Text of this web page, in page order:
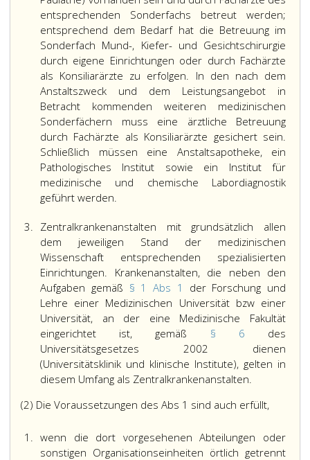
entsprechenden Sonderfachs betreut werden;
entsprechend dem Bedarf hat die Betreuung im
Sonderfach Mund-, Kiefer- und Gesichtschirurgie
durch eigene Einrichtungen oder durch Fachärzte
als Konsiliarärzte zu erfolgen. In den nach dem
Anstaltszweck und dem Leistungsangebot in
Betracht kommenden weiteren medizinischen
Sonderfächern muss eine ärztliche Betreuung
durch Fachärzte als Konsiliarärzte gesichert sein.
Schließlich müssen eine Anstaltsapotheke, ein
Pathologisches Institut sowie ein Institut für
medizinische und chemische Labordiagnostik
geführt werden.
3. Zentralkrankenanstalten mit grundsätzlich allen
dem jeweiligen Stand der medizinischen
Wissenschaft entsprechenden spezialisierten
Einrichtungen. Krankenanstalten, die neben den
Aufgaben gemäß § 1 Abs 1 der Forschung und
Lehre einer Medizinischen Universität bzw einer
Universität, an der eine Medizinische Fakultät
eingerichtet ist, gemäß § 6 des
Universitätsgesetzes 2002 dienen
(Universitätsklinik und klinische Institute), gelten in
diesem Umfang als Zentralkrankenanstalten.
(2) Die Voraussetzungen des Abs 1 sind auch erfüllt,
1. wenn die dort vorgesehenen Abteilungen oder
sonstigen Organisationseinheiten örtlich getrennt